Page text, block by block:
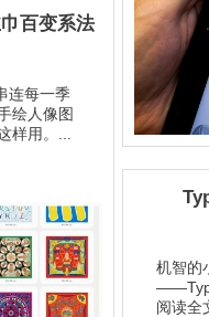
百变系法
连每一季
绘人像图
样用。...
机智的
阅读全